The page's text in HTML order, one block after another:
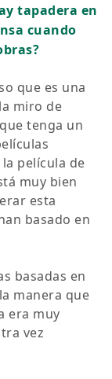
tapadera en
cuando
que es una
miro de
tenga un
película de
muy bien
esta
basado en
basadas en
manera que
era muy
vez